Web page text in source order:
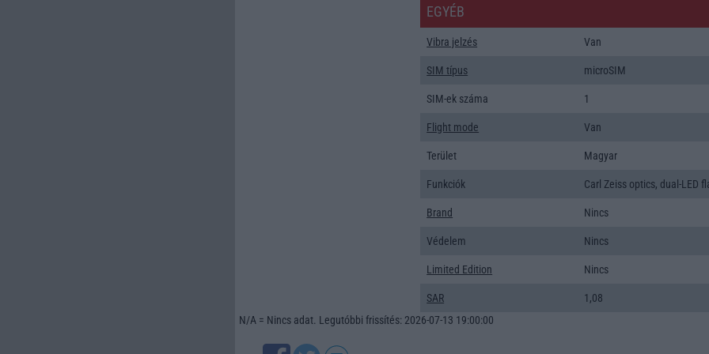
EGYÉB
Vibra jelzés Van
SIM típus microSIM
SIM-ek száma 1
Flight mode Van
Terület Magyar
Funkciók Carl Zeiss optics, dual-LED
Brand Nincs
Védelem Nincs
Limited Edition Nincs
SAR
1,08
N/A = Nincs adat. Legutóbbi frissítés: 2026-07-13 19:00:00